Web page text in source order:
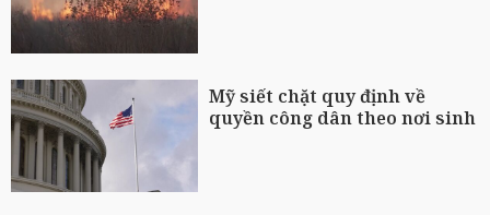
Mỹ siết chặt quy định về
quyền công dân theo nơi sinh